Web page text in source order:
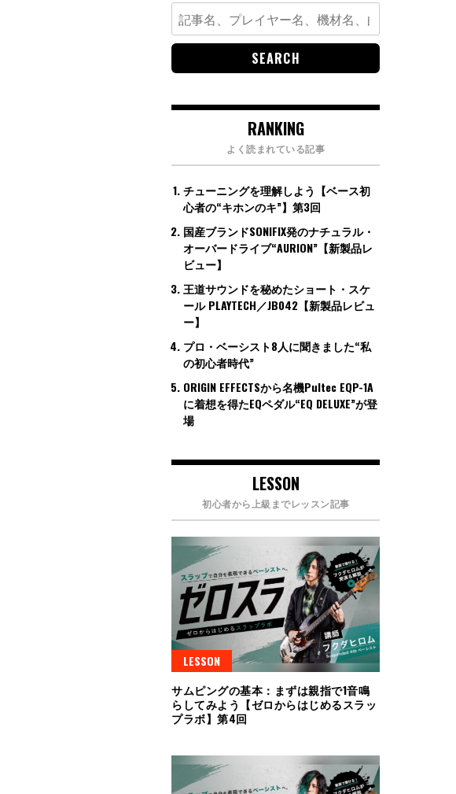
Search
for:
RANKING
よく読まれている記事
チューニングを理解しよう【ベース初
心者の“キホンのキ”】第3回
国産ブランドSONIFIX発のナチュラル・
オーバードライブ“AURION”【新製品レ
ビュー】
王道サウンドを秘めたショート・スケ
ール PLAYTECH／JB042【新製品レビュ
ー】
プロ・ベーシスト8人に聞きました“私
の初心者時代”
ORIGIN EFFECTSから名機Pultec EQP-1A
に着想を得たEQペダル“EQ DELUXE”が登
場
LESSON
初心者から上級までレッスン記事
LESSON
サムピングの基本：まずは親指で1音鳴
らしてみよう【ゼロからはじめるスラッ
プラボ】第4回